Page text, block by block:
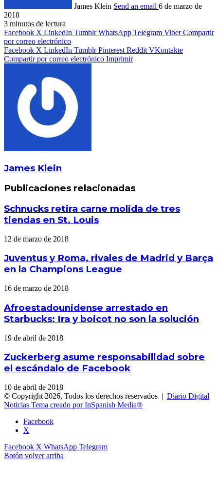
James Klein Send an email 6 de marzo de
2018
3 minutos de lectura
Facebook X LinkedIn Tumblr WhatsApp Telegram Viber Compartir
por correo electrónico
Facebook X LinkedIn Tumblr Pinterest Reddit VKontakte
Compartir por correo electrónico Imprimir
James Klein
Publicaciones relacionadas
Schnucks retira carne molida de tres
tiendas en St. Louis
12 de marzo de 2018
Juventus y Roma, rivales de Madrid y Barça
en la Champions League
16 de marzo de 2018
Afroestadounidense arrestado en
Starbucks: Ira y boicot no son la solución
19 de abril de 2018
Zuckerberg asume responsabilidad sobre
el escándalo de Facebook
10 de abril de 2018
© Copyright 2026, Todos los derechos reservados | Diario Digital
Noticias Tema creado por InSpanish Media®
Facebook
X
Facebook X WhatsApp Telegram
Botón volver arriba